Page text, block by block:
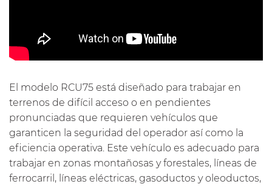
El modelo RCU75 está diseñado para trabajar en
terrenos de difícil acceso o en pendientes
pronunciadas que requieren vehículos que
garanticen la seguridad del operador así como la
eficiencia operativa. Este vehículo es adecuado para
trabajar en zonas montañosas y forestales, líneas de
ferrocarril, líneas eléctricas, gasoductos y oleoductos,